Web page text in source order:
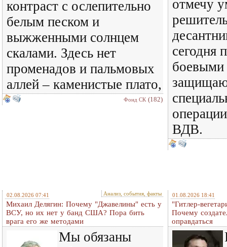
контраст с ослепительно
белым песком и
выжженными солнцем
скалами. Здесь нет
променадов и пальмовых
аллей – каменистые плато,
Фонд СК (182)
отмечу
сегодня
ВДВ.
02.08.2026 07:41 Анализ, события, факты
Михаил Делягин: Почему "Джавелины" есть у
ВСУ, но их нет у банд США? Пора бить
врага его же методами
Мы обязаны
01.08.2026 18:41
"Гитлер-
Почему
оправдаться